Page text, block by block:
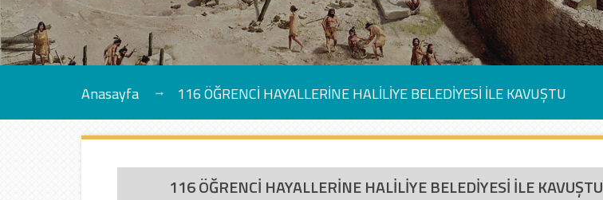
Anasayfa 116 ÖĞRENCİ HAYALLERİNE HALİLİYE BELEDİYESİ İLE KAVUŞTU
116 ÖĞRENCİ HAYALLERİNE HALİLİYE BELEDİYESİ İLE KAVUŞTU
Kültür
Sanat
Güncel